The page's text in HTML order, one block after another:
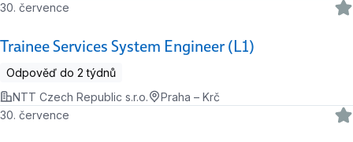
Trainee Services System Engineer (L1)
30. července
Odpověď do 2 týdnů
NTT Czech Republic s.r.o.
Praha – Krč
30. července